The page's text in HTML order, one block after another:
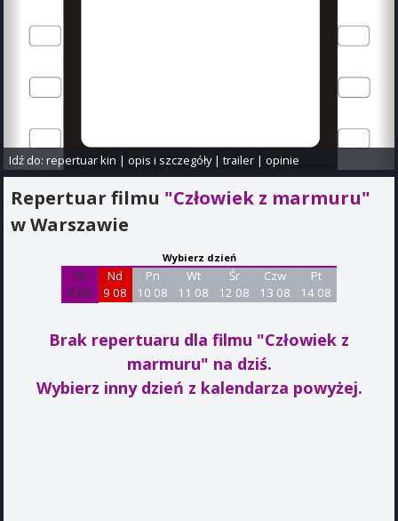
Idź do:repertuar kin |opis i szczegóły|trailer |opinie
Repertuar filmu "Człowiek z marmuru"
w Warszawie
Wybierz dzień
Sb
8 08
Nd
9 08
Pn
10 08
Wt
11 08
Śr
12 08
Czw
13 08
Pt
14 08
Brak repertuaru dla filmu "Człowiek z
marmuru" na dziś.
Wybierz inny dzień z kalendarza powyżej.